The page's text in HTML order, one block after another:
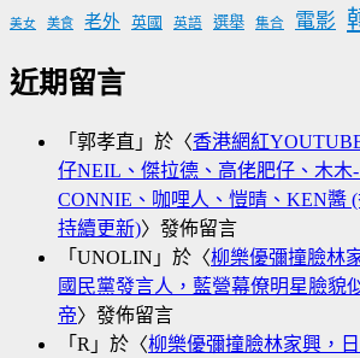
美女 美食 老外 英國 英語 選舉 集合 電影
近期留言
「 郭孝直 」於〈香港網紅
仔NEIL、傑拉德、高佬肥仔、木木-
CONNIE、咖哩人、愷晴、KEN醬
持續更新)〉發佈留言
「 UNOLIN 」於〈柳樂優彌撞臉林
國民黨發言人，藍營幕僚明星臉貌
帝〉發佈留言
「 R 」於〈柳樂優彌撞臉林家興，